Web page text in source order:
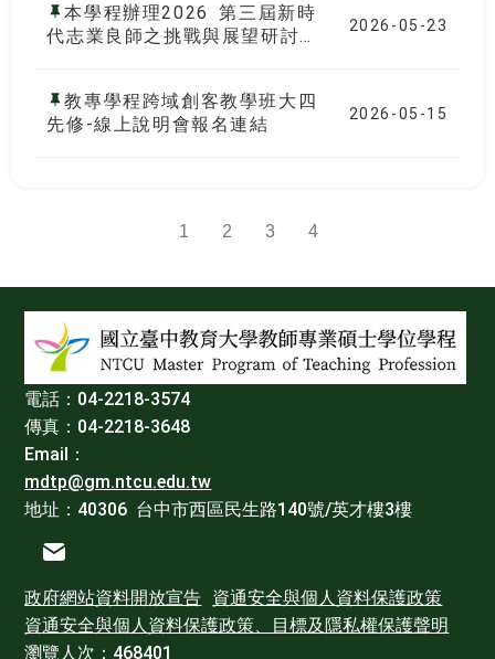
本學程辦理2026 第三屆新時
代志業良師之挑戰與展望研討會
2026-05-23
教專學程跨域創客教學班大四
先修-線上說明會報名連結
2026-05-15
1 2 3 4
電話：04-2218-3574
傳真：04-2218-3648
Email：
mdtp@gm.ntcu.edu.tw
地址：40306 台中市西區民生路140號/英才樓3樓
電子信箱
政府網站資料開放宣告
資通安全與個人資料保護政策
資通安全與個人資料保護政策、目標及隱私權保護聲明
瀏覽人次：468401